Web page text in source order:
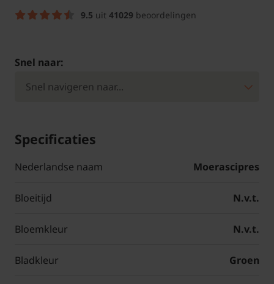
9.5 uit 41029 beoordelingen
Snel naar:
Specificaties
Nederlandse naam Moerascipres
Bloeitijd N.v.t.
Bloemkleur N.v.t.
Bladkleur Groen